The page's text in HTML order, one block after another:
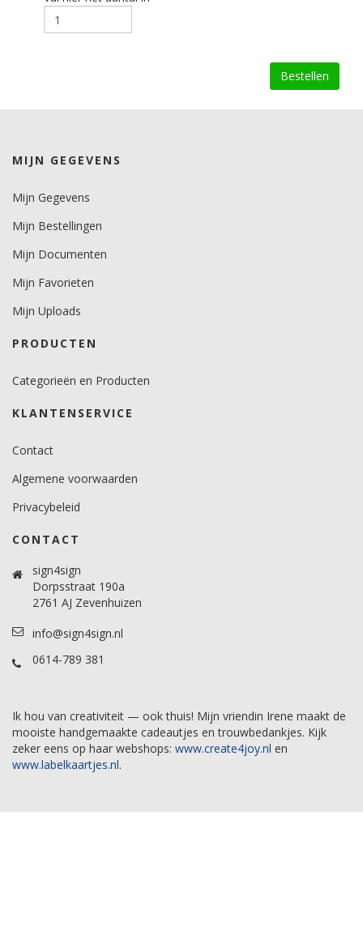
MIJN GEGEVENS
Mijn Gegevens
Mijn Bestellingen
Mijn Documenten
Mijn Favorieten
Mijn Uploads
PRODUCTEN
Categorieën en Producten
KLANTENSERVICE
Contact
Algemene voorwaarden
Privacybeleid
CONTACT
sign4sign
Dorpsstraat 190a
2761 AJ Zevenhuizen
info@sign4sign.nl
0614-789 381
Ik hou van creativiteit — ook thuis! Mijn vriendin Irene maakt de
mooiste handgemaakte cadeautjes en trouwbedankjes. Kijk
zeker eens op haar webshops: www.create4joy.nl en
www.labelkaartjes.nl.